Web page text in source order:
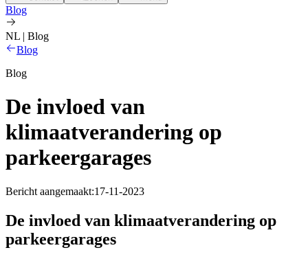
Blog
NL | Blog
Blog
Blog
De invloed van
klimaatverandering op
parkeergarages
Bericht aangemaakt:17-11-2023
De invloed van klimaatverandering op
parkeergarages